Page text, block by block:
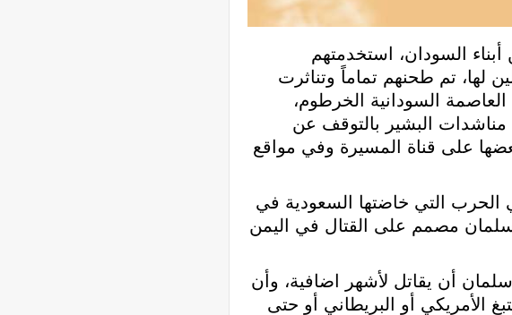
السودان، استخدمتهم
لها، تم طحنهم تماماً وتناثرت
السودانية الخرطوم،
البشير بالتوقف عن
على قناة المسيرة وفي مواقع
التي خاضتها السعودية في
مصمم على القتال في اليمن
أن يقاتل لأشهر اضافية، وأن
الأمريكي أو البريطاني أو حتى